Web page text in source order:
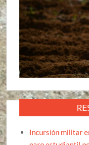
Incursión militar